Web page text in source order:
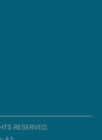
RESERVED.